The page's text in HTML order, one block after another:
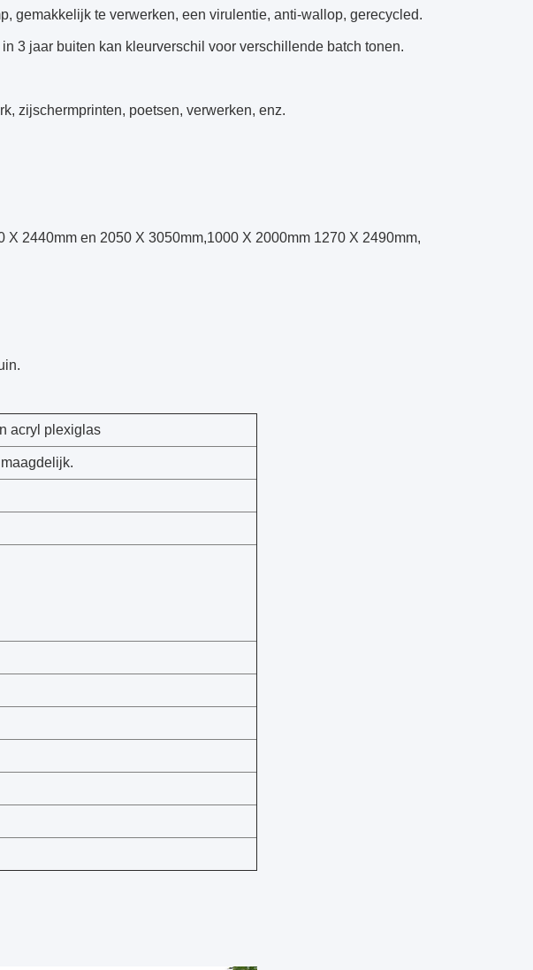
gemakkelijk te verwerken, een virulentie, anti-wallop, gerecycled.
3 jaar buiten kan kleurverschil voor verschillende batch tonen.
zijschermprinten, poetsen, verwerken, enz.
2440mm en 2050 X 3050mm,1000 X 2000mm 1270 X 2490mm,
acryl plexiglas